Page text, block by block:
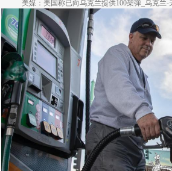
美媒：美国称已向乌克兰提供100架弹_乌克兰-